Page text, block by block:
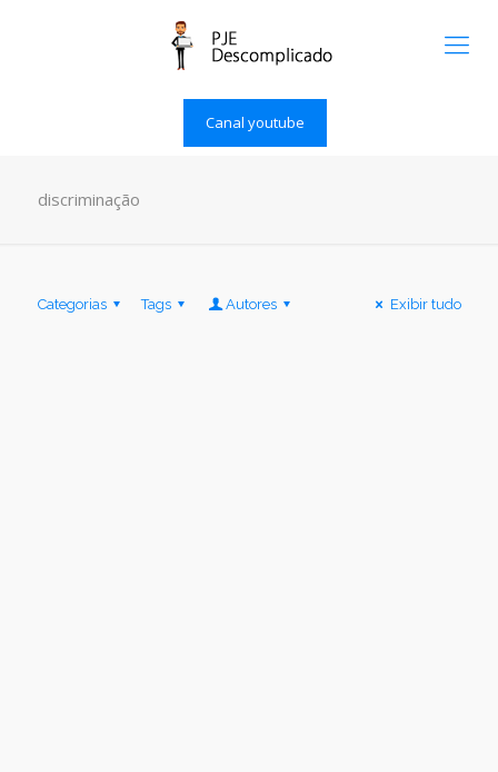
Canal youtube
discriminação
Categorias Tags Autores Exibir tudo